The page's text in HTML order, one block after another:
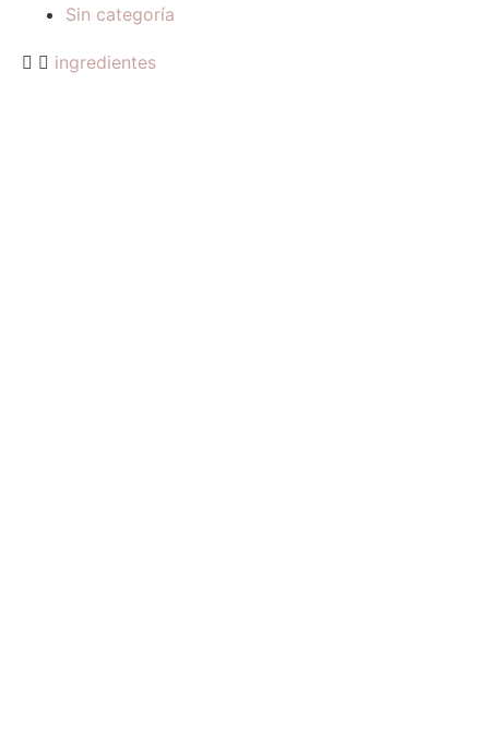
Sin categoría
ingredientes